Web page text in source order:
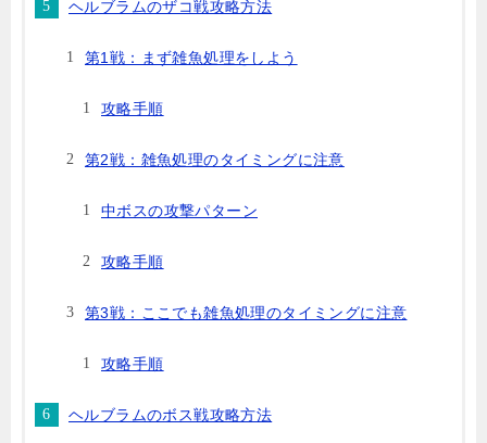
ヘルブラムのザコ戦攻略方法
第1戦：まず雑魚処理をしよう
攻略手順
第2戦：雑魚処理のタイミングに注意
中ボスの攻撃パターン
攻略手順
第3戦：ここでも雑魚処理のタイミングに注意
攻略手順
ヘルブラムのボス戦攻略方法